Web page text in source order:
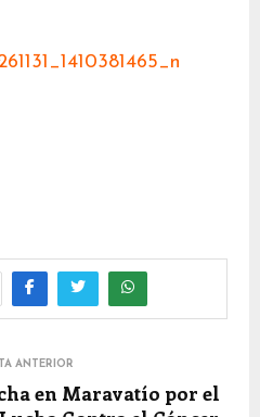
ANTERIOR
en Maravatío por el